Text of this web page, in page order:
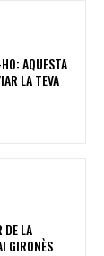
AQUESTA
LA TEVA
DE LA
GIRONÈS